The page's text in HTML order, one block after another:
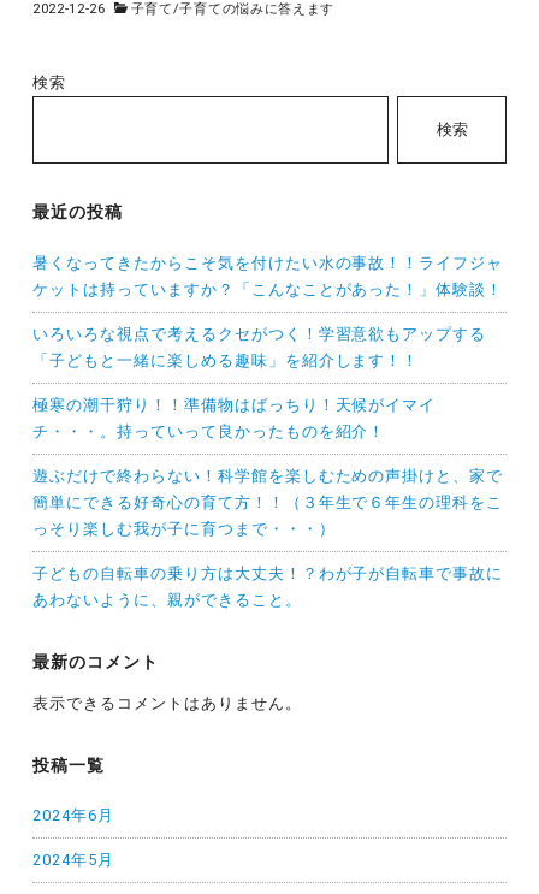
2022-12-26 子育て/子育ての悩みに答えます
検索
検索
最近の投稿
暑くなってきたからこそ気を付けたい水の事故！！ライフジャ
ケットは持っていますか？「こんなことがあった！」体験談！
いろいろな視点で考えるクセがつく！学習意欲もアップする
「子どもと一緒に楽しめる趣味」を紹介します！！
極寒の潮干狩り！！準備物はばっちり！天候がイマイ
チ・・・。持っていって良かったものを紹介！
遊ぶだけで終わらない！科学館を楽しむための声掛けと、家で
簡単にできる好奇心の育て方！！（３年生で６年生の理科をこ
っそり楽しむ我が子に育つまで・・・）
子どもの自転車の乗り方は大丈夫！？わが子が自転車で事故に
あわないように、親ができること。
最新のコメント
表示できるコメントはありません。
投稿一覧
2024年6月
2024年5月